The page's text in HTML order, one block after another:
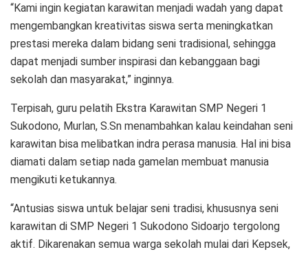
“Kami ingin kegiatan karawitan menjadi wadah yang dapat
mengembangkan kreativitas siswa serta meningkatkan
prestasi mereka dalam bidang seni tradisional, sehingga
dapat menjadi sumber inspirasi dan kebanggaan bagi
sekolah dan masyarakat,” inginnya.
Terpisah, guru pelatih Ekstra Karawitan SMP Negeri 1
Sukodono, Murlan, S.Sn menambahkan kalau keindahan seni
karawitan bisa melibatkan indra perasa manusia. Hal ini bisa
diamati dalam setiap nada gamelan membuat manusia
mengikuti ketukannya.
“Antusias siswa untuk belajar seni tradisi, khususnya seni
karawitan di SMP Negeri 1 Sukodono Sidoarjo tergolong
aktif. Dikarenakan semua warga sekolah mulai dari Kepsek,